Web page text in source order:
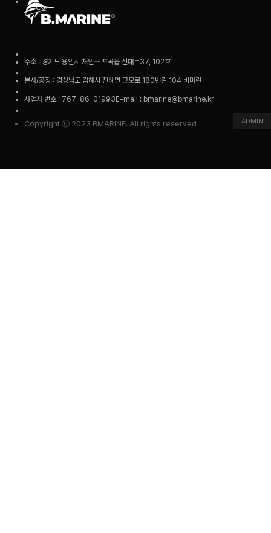
주소 : 경기도 용인시 처인구 포곡읍 전대로37, 102호
본사/공장 : 경상남도 김해시 진례면 고모로 180번길 104 비마린
사업자 번호 : 767-86-01993 E-mail : bmarine@bmarine.kr
Copyright ⓒ 2023 BMARINE. All rights reserved ADMIN